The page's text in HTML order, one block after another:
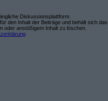
Diskussionsplattform.
den Inhalt der Beiträge und behält sich das
oder anstößigem Inhalt zu löschen.